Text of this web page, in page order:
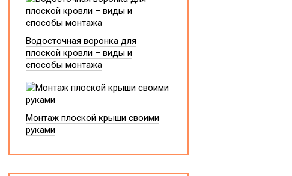
Водосточная воронка для
плоской кровли – виды и
способы монтажа
Монтаж плоской крыши своими
руками